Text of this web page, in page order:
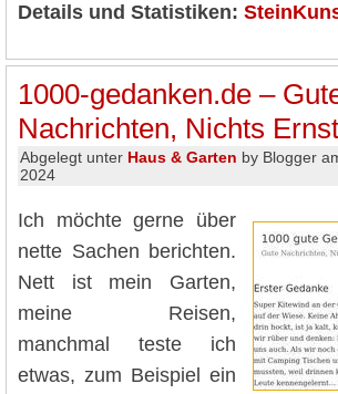
Details und Statistiken:
1000-gedanken.de –
Nachrichten, Nichts
Abgelegt unter Haus & Garten by Blogger
2024
Ich möchte gerne über
nette Sachen berichten.
Nett ist mein Garten,
meine Reisen,
manchmal teste ich
etwas, zum Beispiel ein